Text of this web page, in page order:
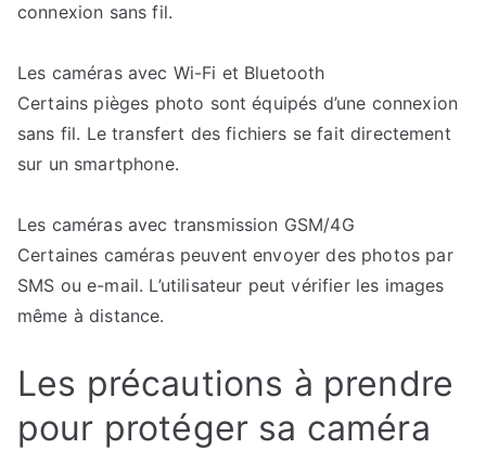
connexion sans fil.
Les caméras avec Wi-Fi et Bluetooth
Certains pièges photo sont équipés d’une connexion
sans fil. Le transfert des fichiers se fait directement
sur un smartphone.
Les caméras avec transmission GSM/4G
Certaines caméras peuvent envoyer des photos par
SMS ou e-mail. L’utilisateur peut vérifier les images
même à distance.
Les précautions à prendre
pour protéger sa caméra